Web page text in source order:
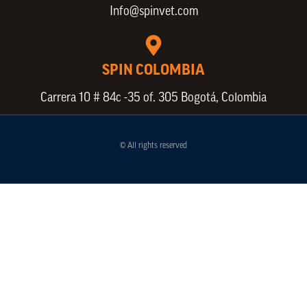
Info@spinvet.com
SPIN COLOMBIA
Carrera 10 # 84c -35 of. 305 Bogotá, Colombia
© All rights reserved